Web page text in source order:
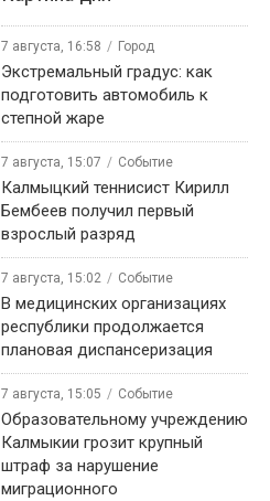
7 августа, 16:58 Город
Экстремальный градус: как
подготовить автомобиль к
степной жаре
7 августа, 15:07 Событие
Калмыцкий теннисист Кирилл
Бембеев получил первый
взрослый разряд
7 августа, 15:02 Событие
В медицинских организациях
республики продолжается
плановая диспансеризация
7 августа, 15:05 Событие
Образовательному учреждению
Калмыкии грозит крупный
штраф за нарушение
миграционного